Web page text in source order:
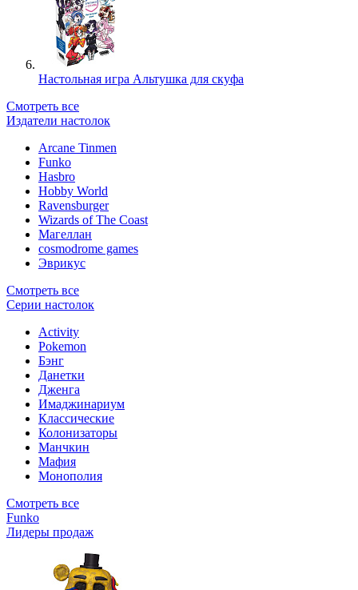
Настольная игра Альтушка для скуфа
Смотреть все
Издатели настолок
Arcane Tinmen
Funko
Hasbro
Hobby World
Ravensburger
Wizards of The Coast
Магеллан
сosmodrome games
Эврикус
Смотреть все
Серии настолок
Activity
Pokemon
Бэнг
Данетки
Дженга
Имаджинариум
Классические
Колонизаторы
Манчкин
Мафия
Монополия
Смотреть все
Funko
Лидеры продаж